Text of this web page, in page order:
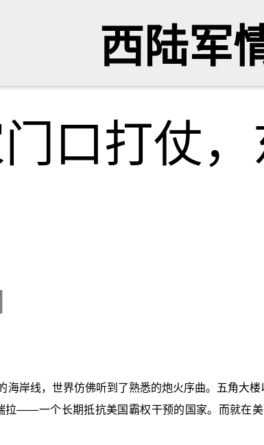
西陆军
口打仗
海岸线，世界仿佛听到了熟悉的炮火序曲。五角大
——一个长期抵抗美国霸权干预的国家。而就在